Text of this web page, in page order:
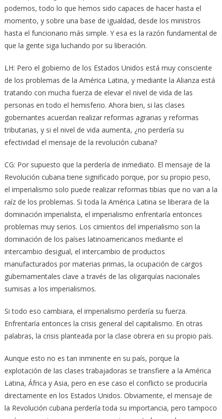
podemos, todo lo que hemos sido capaces de hacer hasta el
momento, y sobre una base de igualdad, desde los ministros
hasta el funcionario más simple. Y esa es la razón fundamental de
que la gente siga luchando por su liberación.
LH: Pero el gobierno de los Estados Unidos está muy consciente
de los problemas de la América Latina, y mediante la Alianza está
tratando con mucha fuerza de elevar el nivel de vida de las
personas en todo el hemisferio. Ahora bien, si las clases
gobernantes acuerdan realizar reformas agrarias y reformas
tributarias, y si el nivel de vida aumenta, ¿no perdería su
efectividad el mensaje de la revolución cubana?
CG: Por supuesto que la perdería de inmediato. El mensaje de la
Revolución cubana tiene significado porque, por su propio peso,
el imperialismo solo puede realizar reformas tibias que no van a la
raíz de los problemas. Si toda la América Latina se liberara de la
dominación imperialista, el imperialismo enfrentaría entonces
problemas muy serios. Los cimientos del imperialismo son la
dominación de los países latinoamericanos mediante el
intercambio desigual, el intercambio de productos
manufacturados por materias primas, la ocupación de cargos
gubernamentales clave a través de las oligarquías nacionales
sumisas a los imperialismos.
Si todo eso cambiara, el imperialismo perdería su fuerza.
Enfrentaría entonces la crisis general del capitalismo. En otras
palabras, la crisis planteada por la clase obrera en su propio país.
Aunque esto no es tan inminente en su país, porque la
explotación de las clases trabajadoras se transfiere a la América
Latina, África y Asia, pero en ese caso el conflicto se produciría
directamente en los Estados Unidos. Obviamente, el mensaje de
la Revolución cubana perdería toda su importancia, pero tampoco